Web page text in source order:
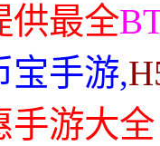
供最全
宝手游,
手游大全